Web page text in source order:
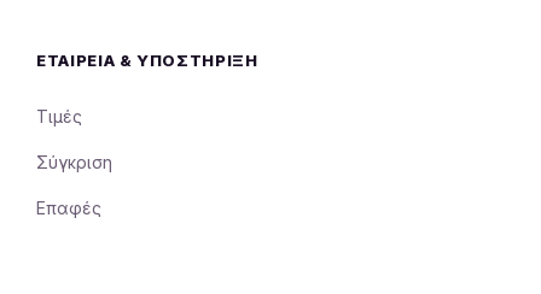
ΕΤΑΙΡΕΊΑ & ΥΠΟΣΤΉΡΙΞΗ
Τιμές
Σύγκριση
Επαφές